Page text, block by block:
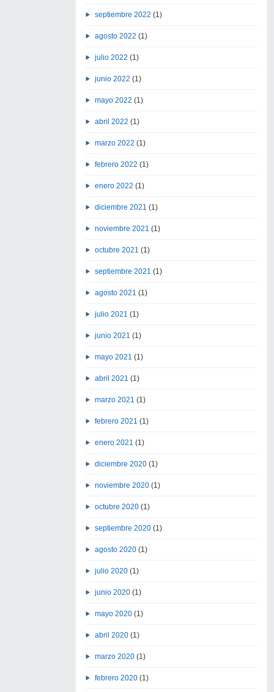
septiembre 2022 (1)
agosto 2022 (1)
julio 2022 (1)
junio 2022 (1)
mayo 2022 (1)
abril 2022 (1)
marzo 2022 (1)
febrero 2022 (1)
enero 2022 (1)
diciembre 2021 (1)
noviembre 2021 (1)
octubre 2021 (1)
septiembre 2021 (1)
agosto 2021 (1)
julio 2021 (1)
junio 2021 (1)
mayo 2021 (1)
abril 2021 (1)
marzo 2021 (1)
febrero 2021 (1)
enero 2021 (1)
diciembre 2020(1)
noviembre 2020(1)
octubre 2020(1)
septiembre 2020(1)
agosto 2020(1)
julio 2020(1)
junio 2020(1)
mayo 2020(1)
abril 2020(1)
marzo 2020(1)
febrero 2020(1)